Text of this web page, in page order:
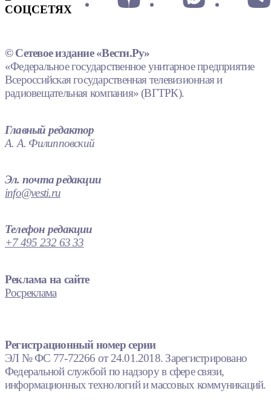
СОЦСЕТЯХ
© Сетевое издание «Вести.Ру»
«Федеральное государственное унитарное предприятие
Всероссийская государственная телевизионная и
радиовещательная компания» (ВГТРК).
Главный редактор
А. А. Филипповский
Эл. почта редакции
info@vesti.ru
Телефон редакции
+7 495 232 63 33
Реклама на сайте
Росреклама
Регистрационный номер серии
ЭЛ № ФС 77-72266 от 24.01.2018. Зарегистрировано
Федеральной службой по надзору в сфере связи,
информационных технологий и массовых коммуникаций.